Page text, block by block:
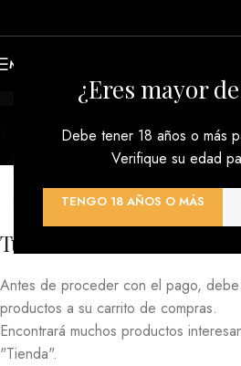
¿Eres mayor
Debe tener 18 años o más
Verifique su edad
TENGO 18 AÑOS O MÁS
MENU
Tu carrito está vacío.
Antes de proceder con el pago,
productos a su carrito de compras.
Encontrará muchos productos
"Tienda".